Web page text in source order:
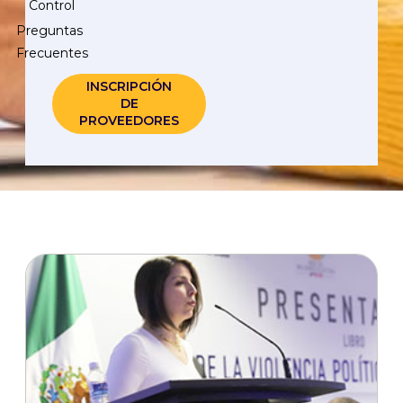
Control
Preguntas
Frecuentes
INSCRIPCIÓN
DE
PROVEEDORES